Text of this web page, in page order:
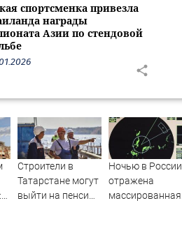
спортсменка привезла
награды
Азии по стендовой
Строители в
Татарстане могут
выйти на пенсию
Ночью в России
отражена
массированная